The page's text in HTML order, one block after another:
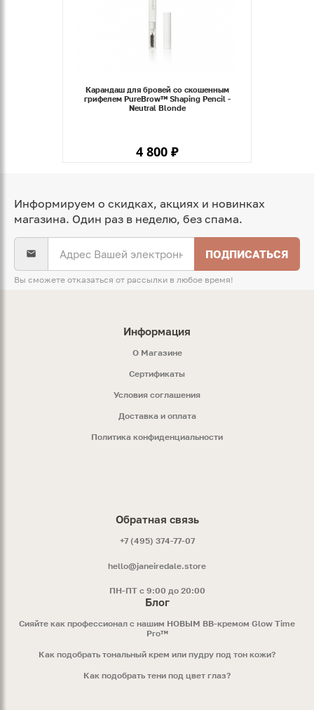
Карандаш для бровей со скошенным
грифелем PureBrow™ Shaping Pencil -
Neutral Blonde
4 800 ₽
Информируем о скидках, акциях и новинках
магазина. Один раз в неделю, без спама.
ПОДПИСАТЬСЯ
Вы сможете отказаться от рассылки в любое время!
Информация
O Магазине
Сертификаты
Условия соглашения
Доставка и оплата
Политика конфиденциальности
Обратная связь
+7 (495) 374-77-07
hello@janeiredale.store
ПН-ПТ с 9:00 до 20:00
Блог
Сияйте как профессионал с нашим НОВЫМ ВВ-кремом Glow Time
Pro™
Как подобрать тональный крем или пудру под тон кожи?
Как подобрать тени под цвет глаз?